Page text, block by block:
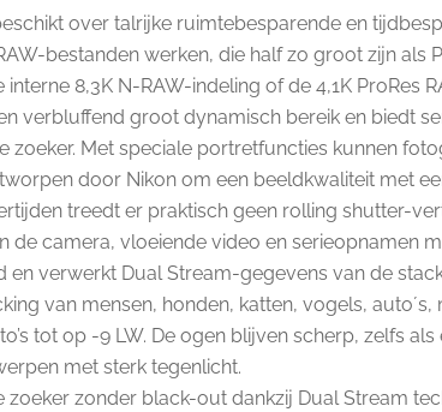
over talrijke ruimtebesparende en
bestanden werken, die half zo groot zijn
8,3K N-RAW-indeling of de 4,1K ProRes
verbluffend groot dynamisch bereik en biedt
Met speciale portretfuncties kunnen
door Nikon om een beeldkwaliteit met
treedt er praktisch geen rolling shutter-
de camera, vloeiende video en serieopnamen
verwerkt Dual Stream-gegevens van de
van mensen, honden, katten, vogels,
tot op -9 LW. De ogen blijven scherp, zelfs
met sterk tegenlicht.
zoeker zonder black-out dankzij Dual Stream